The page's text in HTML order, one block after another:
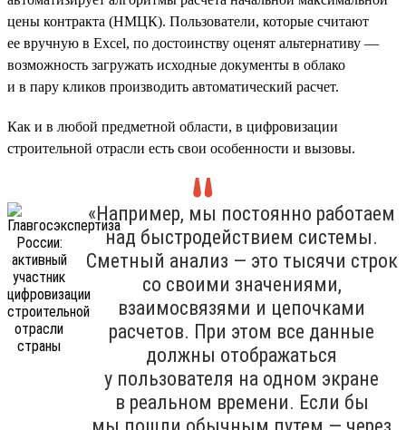
цены контракта (НМЦК). Пользователи, которые считают
ее вручную в Excel, по достоинству оценят альтернативу —
возможность загружать исходные документы в облако
и в пару кликов производить автоматический расчет.
Как и в любой предметной области, в цифровизации
строительной отрасли есть свои особенности и вызовы.
«Например, мы постоянно работаем
над быстродействием системы.
Сметный анализ — это тысячи строк
со своими значениями,
взаимосвязями и цепочками
расчетов. При этом все данные
должны отображаться
у пользователя на одном экране
в реальном времени. Если бы